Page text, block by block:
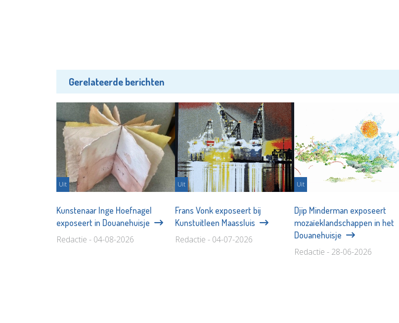
Gerelateerde berichten
Uit
Kunstenaar Inge Hoefnagel
exposeert in Douanehuisje
Redactie - 04-08-2026
Uit
Frans Vonk exposeert bij
Kunstuitleen Maassluis
Redactie - 04-07-2026
Uit
Djip Minderman exposeert
mozaïeklandschappen in het
Douanehuisje
Redactie - 28-06-2026